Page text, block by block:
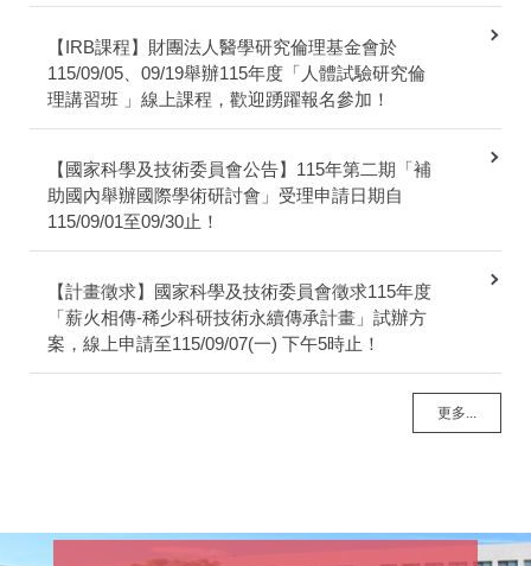
【IRB課程】財團法人醫學研究倫理基金會於
115/09/05、09/19舉辦115年度「人體試驗研究倫
理講習班 」線上課程，歡迎踴躍報名參加！
【國家科學及技術委員會公告】115年第二期「補
助國內舉辦國際學術研討會」受理申請日期自
115/09/01至09/30止！
【計畫徵求】國家科學及技術委員會徵求115年度
「薪火相傳-稀少科研技術永續傳承計畫」試辦方
案，線上申請至115/09/07(一) 下午5時止！
更多...